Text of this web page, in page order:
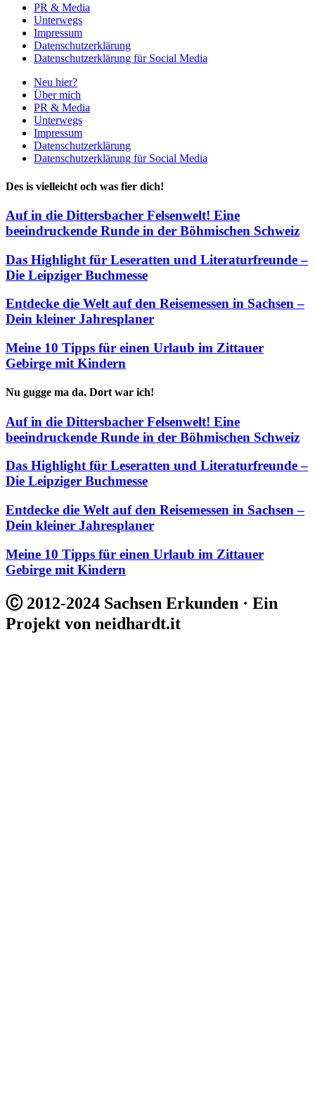
PR & Media
Unterwegs
Impressum
Datenschutzerklärung
Datenschutzerklärung für Social Media
Neu hier?
Über mich
PR & Media
Unterwegs
Impressum
Datenschutzerklärung
Datenschutzerklärung für Social Media
Des is vielleicht och was fier dich!
Auf in die Dittersbacher Felsenwelt! Eine
beeindruckende Runde in der Böhmischen Schweiz
Das Highlight für Leseratten und Literaturfreunde –
Die Leipziger Buchmesse
Entdecke die Welt auf den Reisemessen in Sachsen –
Dein kleiner Jahresplaner
Meine 10 Tipps für einen Urlaub im Zittauer
Gebirge mit Kindern
Nu gugge ma da. Dort war ich!
Auf in die Dittersbacher Felsenwelt! Eine
beeindruckende Runde in der Böhmischen Schweiz
Das Highlight für Leseratten und Literaturfreunde –
Die Leipziger Buchmesse
Entdecke die Welt auf den Reisemessen in Sachsen –
Dein kleiner Jahresplaner
Meine 10 Tipps für einen Urlaub im Zittauer
Gebirge mit Kindern
Ⓒ 2012-2024 Sachsen Erkunden · Ein
Projekt von neidhardt.it